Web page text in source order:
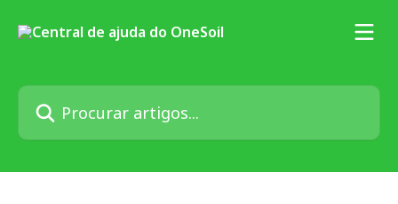
Procurar artigos...